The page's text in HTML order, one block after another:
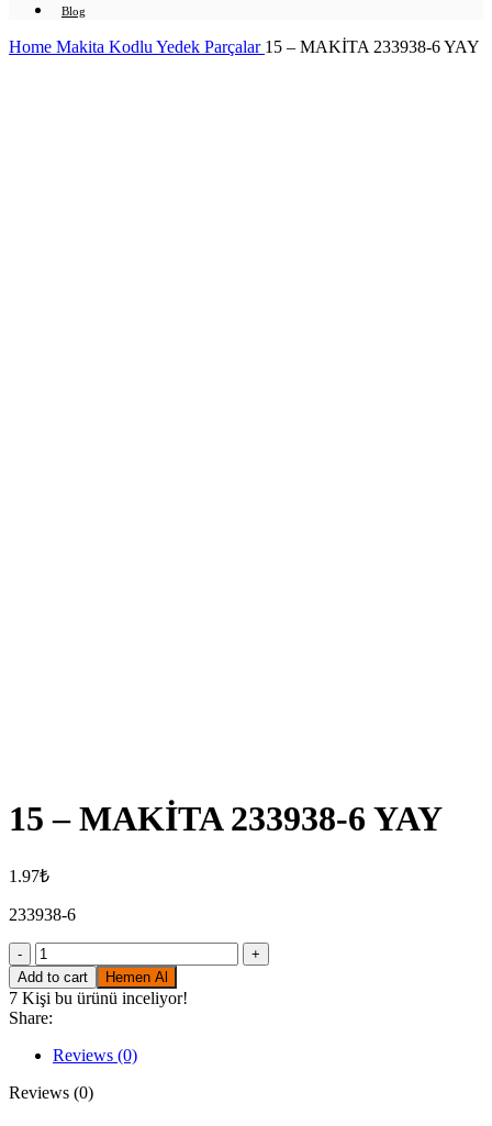
Blog
Home Makita Kodlu Yedek Parçalar 15 – MAKİTA 233938-6 YAY
15 – MAKİTA 233938-6 YAY
1.97₺
233938-6
15
-
MAKİTA
233938-
6
YAY
quantity
Add to cart Hemen Al
7 Kişi bu ürünü inceliyor!
Share:
Reviews (0)
Reviews (0)